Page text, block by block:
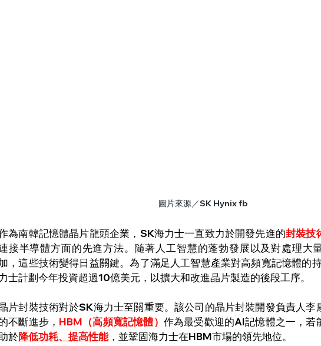
圖片來源／SK Hynix fb
為南韓記憶體晶片龍頭企業，SK海力士一直致力於開發先進的封裝技
接半導體方面的先進方法。隨著人工智慧的蓬勃發展以及對處理大
，這些技術變得日益關鍵。為了滿足人工智慧產業對高頻寬記憶體的
士計劃今年投資超過10億美元，以擴大和改進晶片製造的後段工序。
片封裝技術對於SK海力士至關重要。該公司的晶片封裝開發負責人李
不斷進步， HBM（高頻寬記憶體） 作為最受歡迎的AI記憶體之一，若
於降低功耗、提高性能，並鞏固海力士在HBM市場的領先地位。